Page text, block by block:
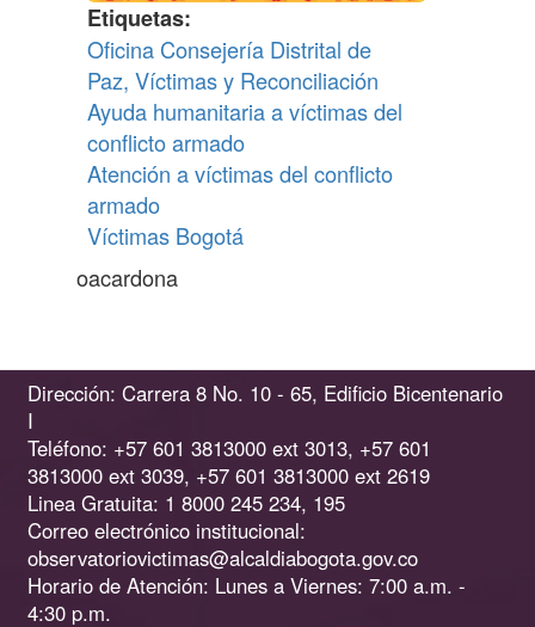
Etiquetas
Oficina Consejería Distrital de
Paz, Víctimas y Reconciliación
Ayuda humanitaria a víctimas del
conflicto armado
Atención a víctimas del conflicto
armado
Víctimas Bogotá
oacardona
Dirección: Carrera 8 No. 10 - 65, Edificio Bicentenario
I
Teléfono: +57 601 3813000 ext 3013, +57 601
3813000 ext 3039, +57 601 3813000 ext 2619
Linea Gratuita: 1 8000 245 234, 195
Correo electrónico institucional:
observatoriovictimas@alcaldiabogota.gov.co
Horario de Atención: Lunes a Viernes: 7:00 a.m. -
4:30 p.m.